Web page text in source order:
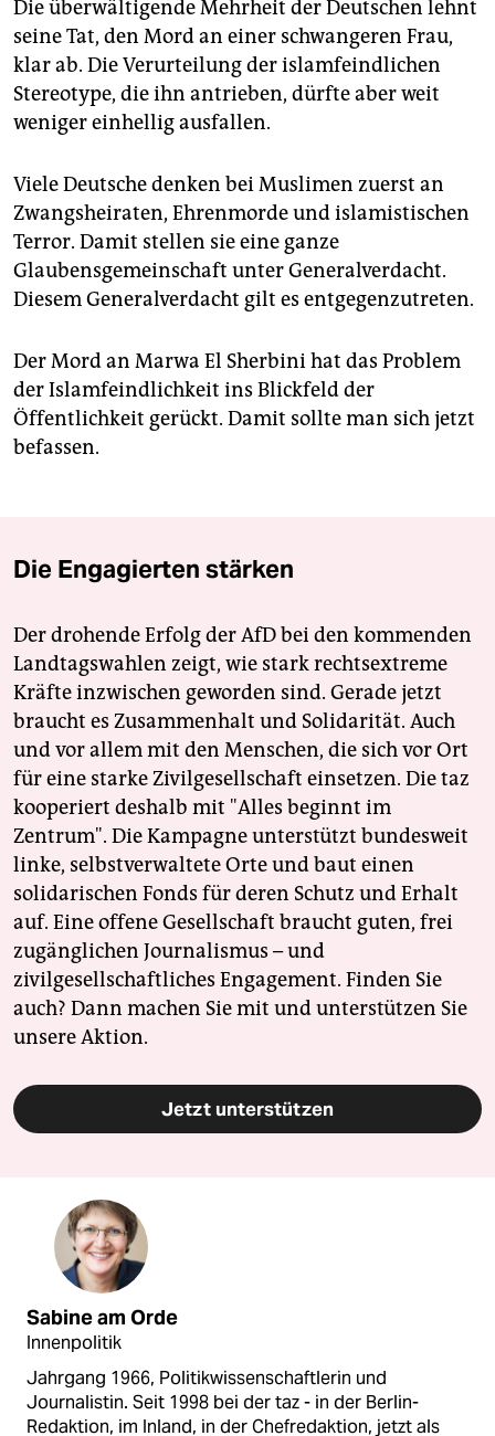
Die überwältigende Mehrheit der Deutschen lehnt
seine Tat, den Mord an einer schwangeren Frau,
klar ab. Die Verurteilung der islamfeindlichen
Stereotype, die ihn antrieben, dürfte aber weit
weniger einhellig ausfallen.
Viele Deutsche denken bei Muslimen zuerst an
Zwangsheiraten, Ehrenmorde und islamistischen
Terror. Damit stellen sie eine ganze
Glaubensgemeinschaft unter Generalverdacht.
Diesem Generalverdacht gilt es entgegenzutreten.
Der Mord an Marwa El Sherbini hat das Problem
der Islamfeindlichkeit ins Blickfeld der
Öffentlichkeit gerückt. Damit sollte man sich jetzt
befassen.
Die Engagierten stärken
Der drohende Erfolg der AfD bei den kommenden
Landtagswahlen zeigt, wie stark rechtsextreme
Kräfte inzwischen geworden sind. Gerade jetzt
braucht es Zusammenhalt und Solidarität. Auch
und vor allem mit den Menschen, die sich vor Ort
für eine starke Zivilgesellschaft einsetzen. Die taz
kooperiert deshalb mit "Alles beginnt im
Zentrum". Die Kampagne unterstützt bundesweit
linke, selbstverwaltete Orte und baut einen
solidarischen Fonds für deren Schutz und Erhalt
auf. Eine offene Gesellschaft braucht guten, frei
zugänglichen Journalismus – und
zivilgesellschaftliches Engagement. Finden Sie
auch? Dann machen Sie mit und unterstützen Sie
unsere Aktion.
Jetzt unterstützen
Sabine am Orde
Innenpolitik
Jahrgang 1966, Politikwissenschaftlerin und
Journalistin. Seit 1998 bei der taz - in der Berlin-
Redaktion, im Inland, in der Chefredaktion, jetzt als